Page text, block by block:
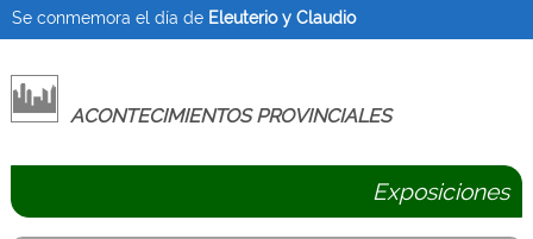
Se conmemora el día de Eleuterio y Claudio
ACONTECIMIENTOS PROVINCIALES
Exposiciones